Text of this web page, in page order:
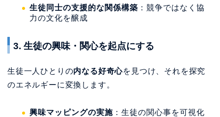
生徒同士の支援的な関係構築 ：競争ではなく協
力の文化を醸成
3. 生徒の興味・関心を起点にする
生徒一人ひとりの内なる好奇心を見つけ、それを探究
のエネルギーに変換します。
興味マッピングの実施 ：生徒の関心事を可視化